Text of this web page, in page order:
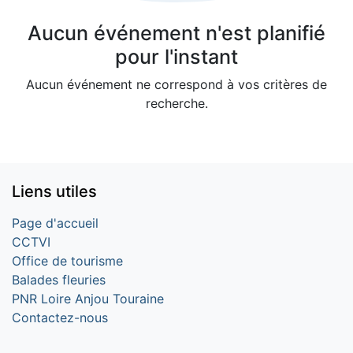
Aucun événement n'est planifié
pour l'instant
Aucun événement ne correspond à vos critères de
recherche.
Liens utiles
Page d'accueil
CCTVI
Office de tourisme
Balades fleuries
PNR Loire Anjou Touraine
Contactez-nous